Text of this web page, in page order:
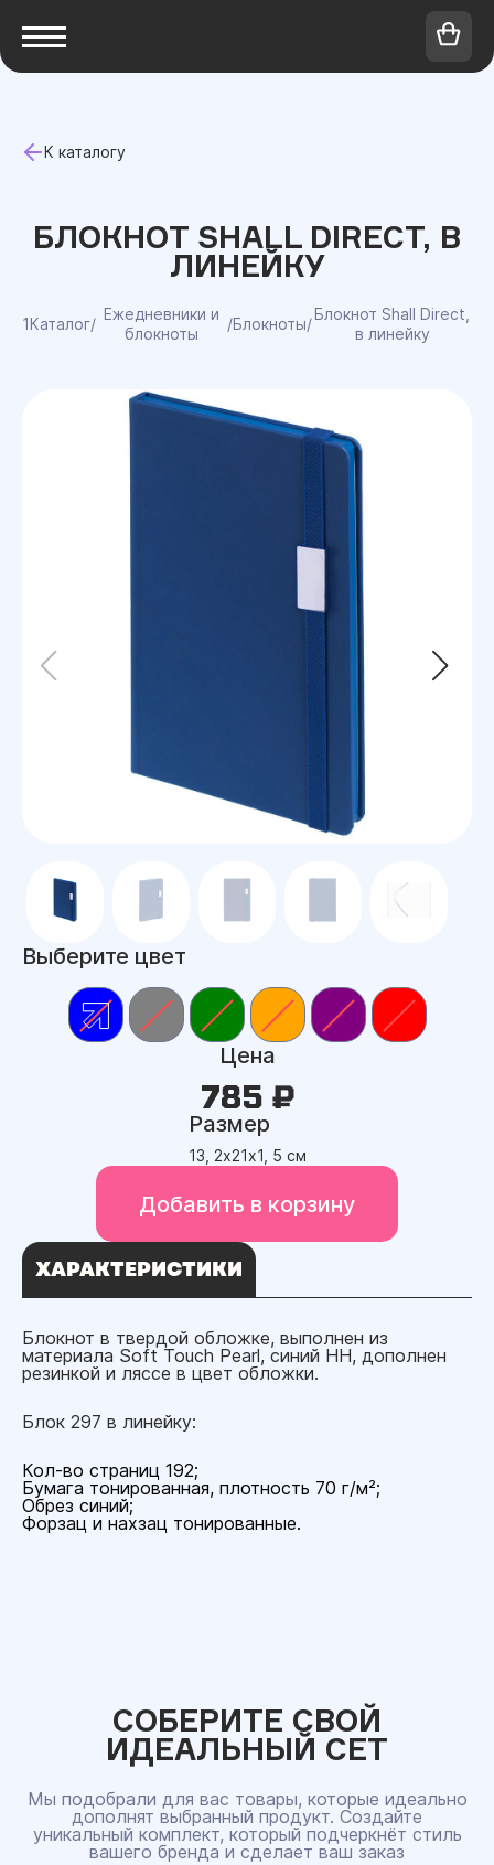
К каталогу
БЛОКНОТ SHALL DIRECT, В
ЛИНЕЙКУ
1Каталог/
Ежедневники и
блокноты
/Блокноты/
Блокнот Shall Direct,
в линейку
Выберите цвет
Цена
785 ₽
Размер
13, 2х21х1, 5 см
Добавить в корзину
ХАРАКТЕРИСТИКИ
Блокнот в твердой обложке, выполнен из
материала Soft Touch Pearl, синий НН, дополнен
резинкой и ляссе в цвет обложки.
Блок 297 в линейку:
Кол-во страниц 192;
Бумага тонированная, плотность 70 г/м²;
Обрез синий;
Форзац и нахзац тонированные.
СОБЕРИТЕ СВОЙ
ИДЕАЛЬНЫЙ СЕТ
Мы подобрали для вас товары, которые идеально
дополнят выбранный продукт. Создайте
уникальный комплект, который подчеркнёт стиль
вашего бренда и сделает ваш заказ